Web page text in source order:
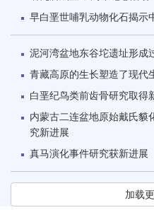
早白垩世哺乳动物化石揭示
泥河湾盆地东谷坨遗址形成
青藏高原的生长塑造了现代
白垩纪鸟类前齿骨研究取得
内蒙古二连盆地原始戴氏貘
究新进展
真马演化事件研究获新进展
加载